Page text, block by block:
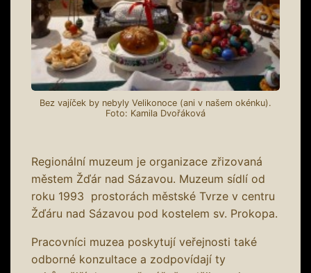
Bez vajíček by nebyly Velikonoce (ani v našem okénku).
Foto: Kamila Dvořáková
Regionální muzeum je organizace zřizovaná
městem Žďár nad Sázavou. Muzeum sídlí od
roku 1993 prostorách městské Tvrze v centru
Žďáru nad Sázavou pod kostelem sv. Prokopa.
Pracovníci muzea poskytují veřejnosti také
odborné konzultace a zodpovídají ty